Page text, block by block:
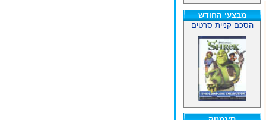
מבצעי החודש
הסכם קניית סרטים